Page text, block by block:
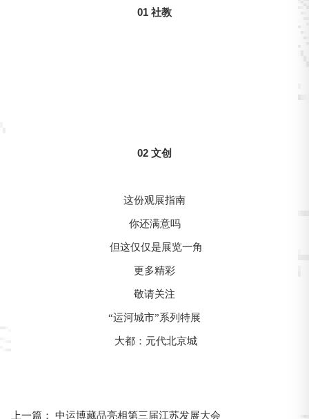
01 社教
02 文创
这份观展指南
你还满意吗
但这仅仅是展览一角
更多精彩
敬请关注
“运河城市”系列特展
大都：元代北京城
上一篇： 中运博藏品亮相第三届江苏发展大会